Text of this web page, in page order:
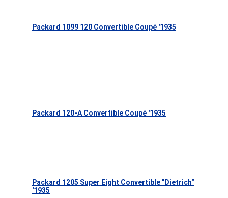
Packard 1099 120 Convertible Coupé '1935
Packard 120-A Convertible Coupé '1935
Packard 1205 Super Eight Convertible "Dietrich"
'1935